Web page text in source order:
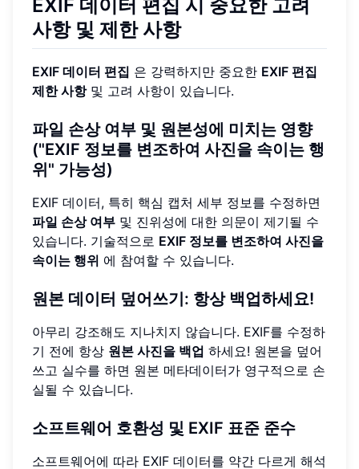
EXIF 데이터 편집 시 중요한 고려
사항 및 제한 사항
EXIF 데이터 편집 은 강력하지만 중요한 EXIF 편집
제한 사항및 고려 사항이 있습니다.
파일 손상 여부 및 원본성에 미치는 영향
("EXIF 정보를 변조하여 사진을 속이는 행
위" 가능성)
EXIF 데이터, 특히 핵심 캡처 세부 정보를 수정하면
파일 손상 여부 및 진위성에 대한 의문이 제기될 수
있습니다. 기술적으로 EXIF 정보를 변조하여 사진을
속이는 행위 에 참여할 수 있습니다.
원본 데이터 덮어쓰기: 항상 백업하세요!
아무리 강조해도 지나치지 않습니다. EXIF를 수정하
기 전에 항상 원본 사진을 백업 하세요! 원본을 덮어
쓰고 실수를 하면 원본 메타데이터가 영구적으로 손
실될 수 있습니다.
소프트웨어 호환성 및 EXIF 표준 준수
소프트웨어에 따라 EXIF 데이터를 약간 다르게 해석